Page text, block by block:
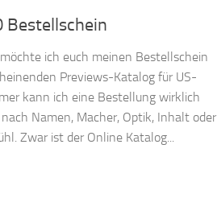
Bestellschein
ich euch meinen Bestellschein
Previews-Katalog für US-
kann ich eine Bestellung wirklich
Namen, Macher, Optik, Inhalt oder
Zwar ist der Online Katalog...